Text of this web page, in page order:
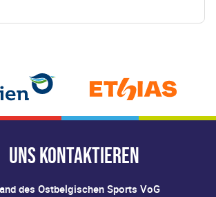
Uns kontaktieren
des Ostbelgischen Sports VoG